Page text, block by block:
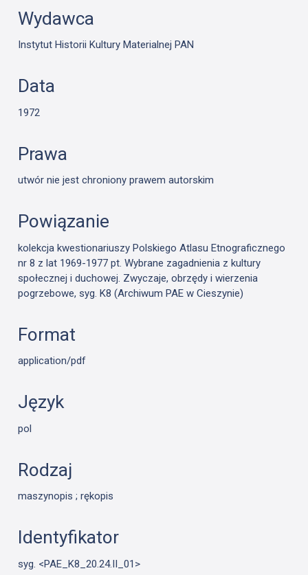
Wydawca
Instytut Historii Kultury Materialnej PAN
Data
1972
Prawa
utwór nie jest chroniony prawem autorskim
Powiązanie
kolekcja kwestionariuszy Polskiego Atlasu Etnograficznego
nr 8 z lat 1969-1977 pt. Wybrane zagadnienia z kultury
społecznej i duchowej. Zwyczaje, obrzędy i wierzenia
pogrzebowe, syg. K8 (Archiwum PAE w Cieszynie)
Format
application/pdf
Język
pol
Rodzaj
maszynopis ; rękopis
Identyfikator
syg. <PAE_K8_20.24.II_01>